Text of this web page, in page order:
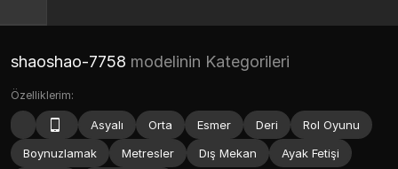
shaoshao-7758 modelinin Kategorileri
Özelliklerim:
Asyalı Orta Esmer Deri
Rol Oyunu
Boynuzlamak
Metresler Dış Mekan
Ayak Fetişi